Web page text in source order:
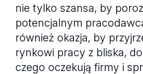
nie tylko szansa, by
potencjalnym
również okazja, by
rynkowi pracy z bliska,
czego oczekują firmy i